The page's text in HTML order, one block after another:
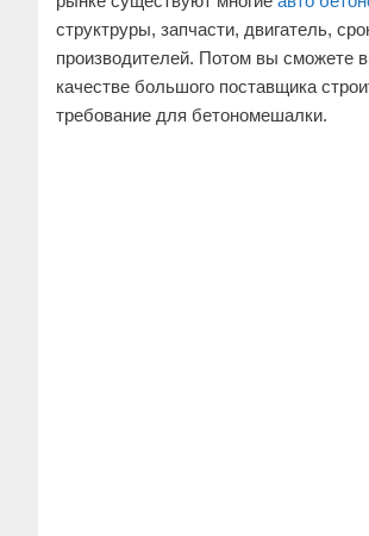
структруры, запчасти, двигатель,
производителей. Потом вы сможете
качестве большого поставщика
требование для бетономешалки.